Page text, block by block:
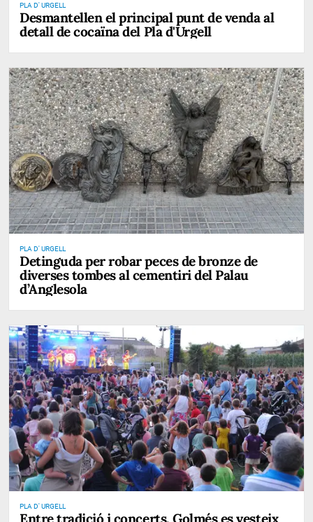
PLA D' URGELL
Desmantellen el principal punt de venda al
detall de cocaïna del Pla d'Urgell
PLA D' URGELL
Detinguda per robar peces de bronze de
diverses tombes al cementiri del Palau
d’Anglesola
PLA D' URGELL